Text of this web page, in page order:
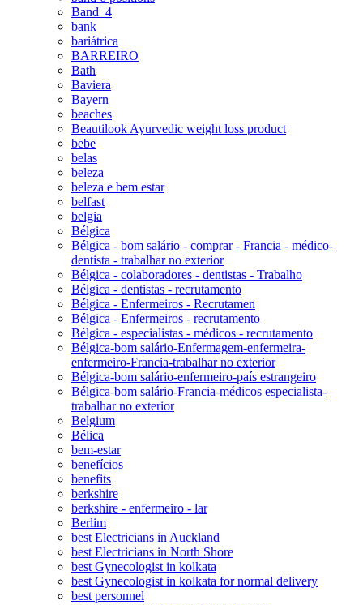
Band_4
bank
bariátrica
BARREIRO
Bath
Baviera
Bayern
beaches
Beautilook Ayurvedic weight loss product
bebe
belas
beleza
beleza e bem estar
belfast
belgia
Bélgica
Bélgica - bom salário - comprar - Francia - médico-
dentista - trabalhar no exterior
Bélgica - colaboradores - dentistas - Trabalho
Bélgica - dentistas - recrutamento
Bélgica - Enfermeiros - Recrutamen
Bélgica - Enfermeiros - recrutamento
Bélgica - especialistas - médicos - recrutamento
Bélgica-bom salário-Enfermagem-enfermeira-
enfermeiro-Francia-trabalhar no exterior
Bélgica-bom salário-enfermeiro-país estrangeiro
Bélgica-bom salário-Francia-médicos especialista-
trabalhar no exterior
Belgium
Bélica
bem-estar
benefícios
benefits
berkshire
berkshire - enfermeiro - lar
Berlim
best Electricians in Auckland
best Electricians in North Shore
best Gynecologist in kolkata
best Gynecologist in kolkata for normal delivery
best personnel